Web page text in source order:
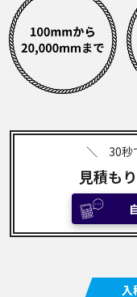
＼ 30秒
見積も